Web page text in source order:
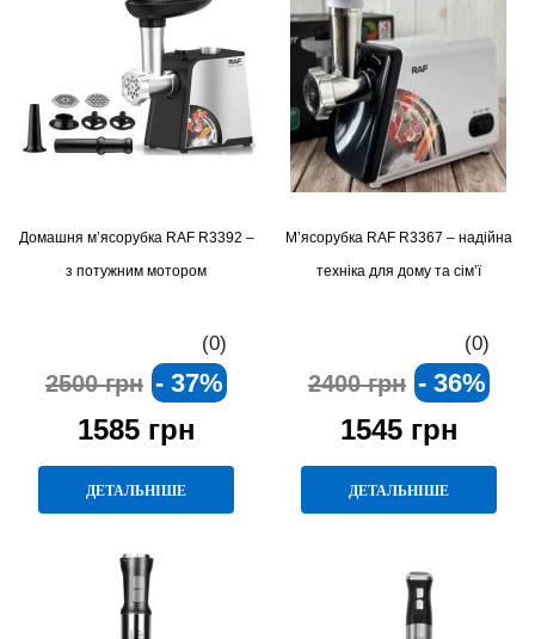
Домашня м’ясорубка RAF R3392 –
з потужним мотором
(0)
2500 грн - 37%
1585 грн
ДЕТАЛЬНІШЕ
М’ясорубка RAF R3367 – надійна
техніка для дому та сім’ї
(0)
2400 грн - 36%
1545 грн
ДЕТАЛЬНІШЕ